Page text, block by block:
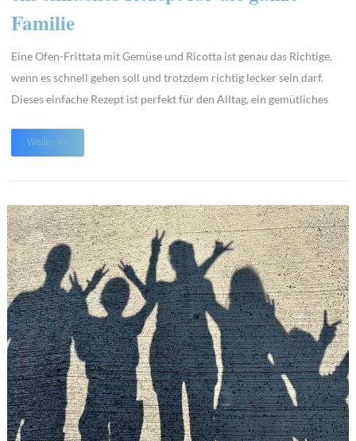
Familie
Eine Ofen-Frittata mit Gemüse und Ricotta ist genau das Richtige,
wenn es schnell gehen soll und trotzdem richtig lecker sein darf.
Dieses einfache Rezept ist perfekt für den Alltag, ein gemütliches
Die Frittata ist nicht nur unkompliziert, sondern auch wunderbar
Weiter >>